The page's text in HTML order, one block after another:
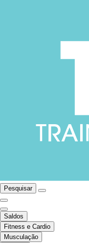
Pesquisar
Saldos
Fitness e Cardio
Musculação